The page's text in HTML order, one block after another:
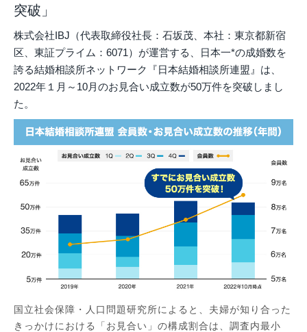
突破」
株式会社IBJ（代表取締役社長：石坂茂、本社：東京都新宿
区、東証プライム：6071）が運営する、日本一*の成婚数を
誇る結婚相談所ネットワーク『⽇本結婚相談所連盟』は、
2022年１月～10月のお見合い成立数が50万件を突破しまし
た。
国立社会保障・人口問題研究所によると、夫婦が知り合った
きっかけにおける「お見合い」の構成割合は、調査内最小